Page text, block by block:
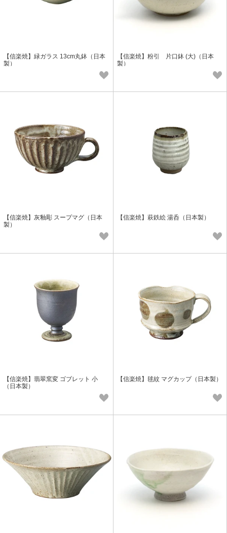
【信楽焼】緑ガラス 13cm丸鉢（日本
製）
【信楽焼】粉引 片口鉢 (大)（日本
製）
【信楽焼】灰釉彫 スープマグ（日本
製）
【信楽焼】萩鉄絵 湯呑（日本製）
【信楽焼】翡翠窯変 ゴブレット 小
（日本製）
【信楽焼】毬紋 マグカップ（日本製）